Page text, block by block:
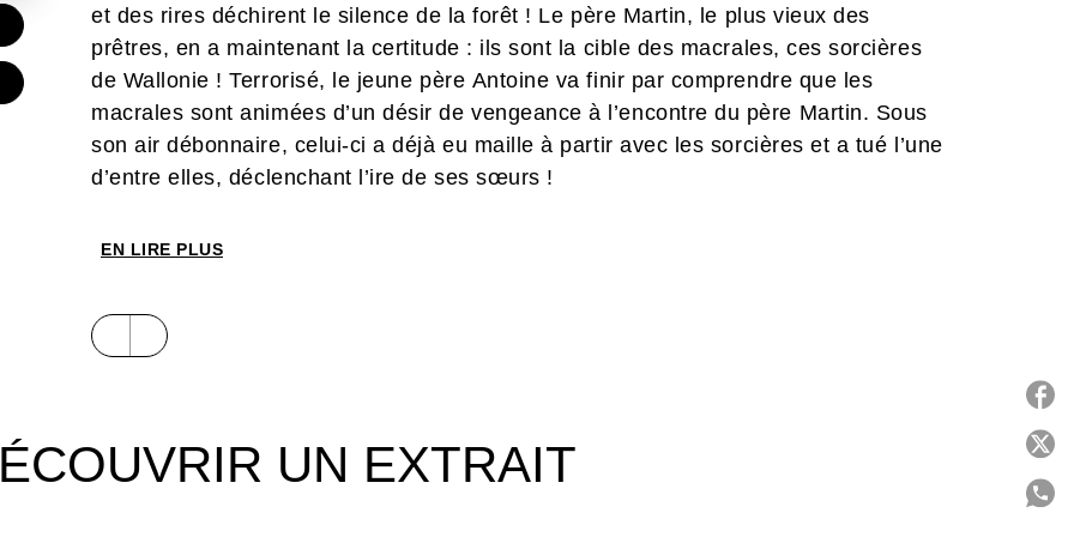
et des rires déchirent le silence de la forêt ! Le père Martin, le plus vieux des
prêtres, en a maintenant la certitude : ils sont la cible des macrales, ces sorcières
de Wallonie ! Terrorisé, le jeune père Antoine va finir par comprendre que les
macrales sont animées d’un désir de vengeance à l’encontre du père Martin. Sous
son air débonnaire, celui-ci a déjà eu maille à partir avec les sorcières et a tué l’une
d’entre elles, déclenchant l’ire de ses sœurs !
EN LIRE PLUS
UN EXTRAIT